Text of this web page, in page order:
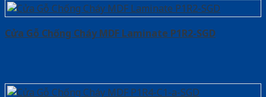
Cửa Gỗ Chống Cháy MDF Laminate P1R2-SGD